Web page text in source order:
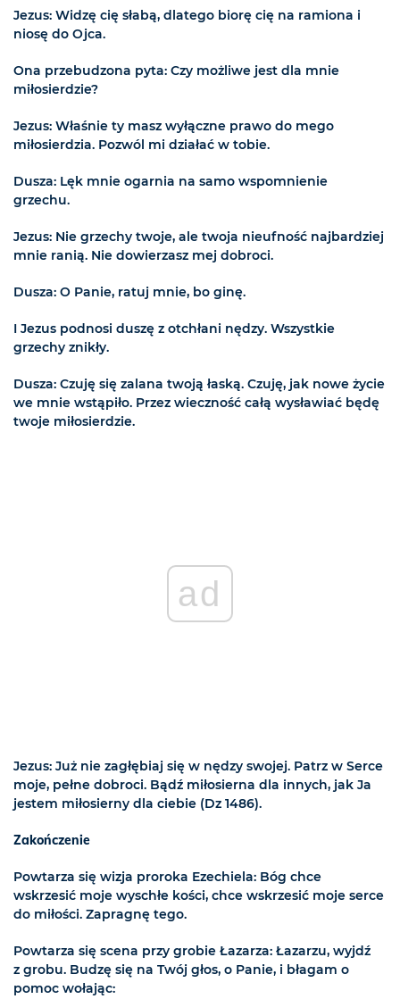
Jezus: Widzę cię słabą, dlatego biorę cię na ramiona i
niosę do Ojca.
Ona przebudzona pyta: Czy możliwe jest dla mnie
miłosierdzie?
Jezus: Właśnie ty masz wyłączne prawo do mego
miłosierdzia. Pozwól mi działać w tobie.
Dusza: Lęk mnie ogarnia na samo wspomnienie
grzechu.
Jezus: Nie grzechy twoje, ale twoja nieufność najbardziej
mnie ranią. Nie dowierzasz mej dobroci.
Dusza: O Panie, ratuj mnie, bo ginę.
I Jezus podnosi duszę z otchłani nędzy. Wszystkie
grzechy znikły.
Dusza: Czuję się zalana twoją łaską. Czuję, jak nowe życie
we mnie wstąpiło. Przez wieczność całą wysławiać będę
twoje miłosierdzie.
ad
Jezus: Już nie zagłębiaj się w nędzy swojej. Patrz w Serce
moje, pełne dobroci. Bądź miłosierna dla innych, jak Ja
jestem miłosierny dla ciebie (Dz 1486).
Zakończenie
Powtarza się wizja proroka Ezechiela: Bóg chce
wskrzesić moje wyschłe kości, chce wskrzesić moje serce
do miłości. Zapragnę tego.
Powtarza się scena przy grobie Łazarza: Łazarzu, wyjdź
z grobu. Budzę się na Twój głos, o Panie, i błagam o
pomoc wołając: